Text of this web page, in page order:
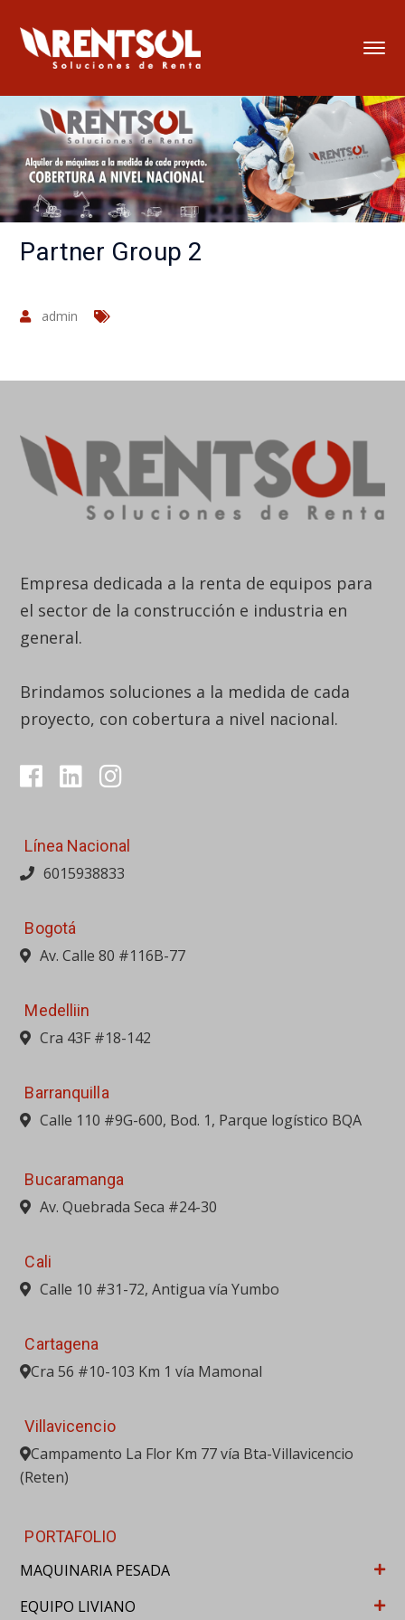
Partner Group 2
admin
Empresa dedicada a la renta de equipos para
el sector de la construcción e industria en
general.
Brindamos soluciones a la medida de cada
proyecto, con cobertura a nivel nacional.
Línea Nacional
6015938833
Bogotá
Av. Calle 80 #116B-77
Medelliin
Cra 43F #18-142
Barranquilla
Calle 110 #9G-600, Bod. 1, Parque logístico BQA
Bucaramanga
Av. Quebrada Seca #24-30
Cali
Calle 10 #31-72, Antigua vía Yumbo
Cartagena
Cra 56 #10-103 Km 1 vía Mamonal
Villavicencio
Campamento La Flor Km 77 vía Bta-Villavicencio
(Reten)
PORTAFOLIO
MAQUINARIA PESADA
EQUIPO LIVIANO